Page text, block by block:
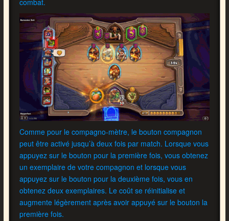
Comme pour le compagno-mètre, le bouton compagnon
peut être activé jusqu’à deux fois par match. Lorsque vous
appuyez sur le bouton pour la première fois, vous obtenez
un exemplaire de votre compagnon et lorsque vous
appuyez sur le bouton pour la deuxième fois, vous en
obtenez deux exemplaires. Le coût se réinitialise et
augmente légèrement après avoir appuyé sur le bouton la
première fois.